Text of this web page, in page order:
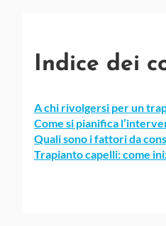
Indice dei
A chi rivolgersi per un
Come si pianifica
Quali sono i fattori da
Trapianto capelli: come